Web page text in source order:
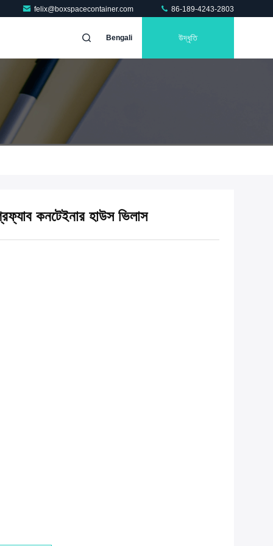
felix@boxspacecontainer.com 86-189-4243-2803
Bengali উদ্ধৃতি
কনটেইনার হাউস ভিলাস